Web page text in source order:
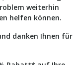
weiterhin
helfen können.
danken Ihnen für